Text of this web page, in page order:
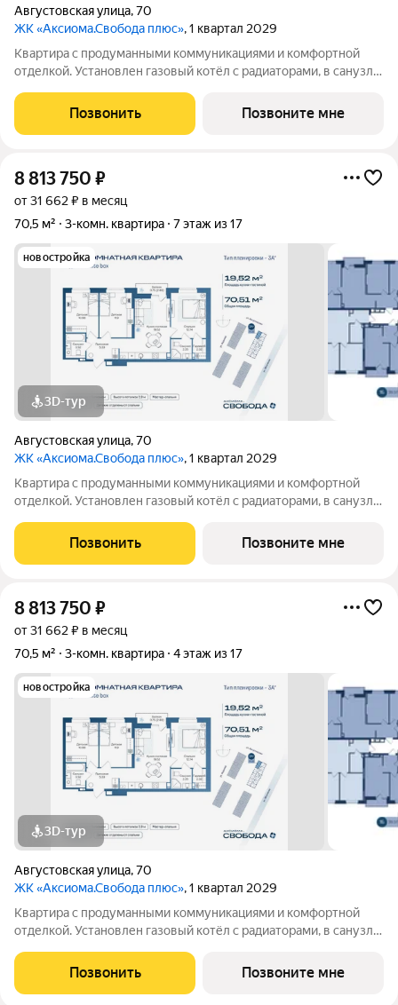
Августовская улица,70
ЖК «Аксиома.Свобода плюс», 1 квартал 2029
Квартира с продуманными коммуникациями и комфортной
отделкой. Установлен газовый котёл с радиаторами, в санузле
электропроводка с розетками и выключателями. Проведены
системы холодного и горячего
Позвонить Позвоните мне
8 813 750 ₽
от 31 662 ₽ в месяц
70,5 м²
3-комн. квартира 7 этаж из 17
новостройка
3D-тур
Августовская улица,70
ЖК «Аксиома.Свобода плюс», 1 квартал 2029
Квартира с продуманными коммуникациями и комфортной
отделкой. Установлен газовый котёл с радиаторами, в санузле
электропроводка с розетками и выключателями. Проведены
системы холодного и горячего
Позвонить Позвоните мне
8 813 750 ₽
от 31 662 ₽ в месяц
70,5 м²
3-комн. квартира 4 этаж из 17
новостройка
3D-тур
Августовская улица,70
ЖК «Аксиома.Свобода плюс», 1 квартал 2029
Квартира с продуманными коммуникациями и комфортной
отделкой. Установлен газовый котёл с радиаторами, в санузле
электропроводка с розетками и выключателями. Проведены
системы холодного и горячего
Позвонить Позвоните мне